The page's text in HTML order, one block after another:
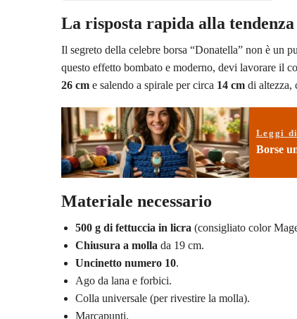
La risposta rapida alla
Il segreto della celebre borsa “Donatella” non è un
questo effetto bombato e moderno, devi lavorare il
26 cm e salendo a spirale per circa 14 cm di altezza,
Leggi
Borse
Materiale necessario
500 g di fettuccia in licra (consigliato color
Chiusura a molla da 19 cm.
Uncinetto numero 10.
Ago da lana e forbici.
Colla universale (per rivestire la molla).
Marcapunti.